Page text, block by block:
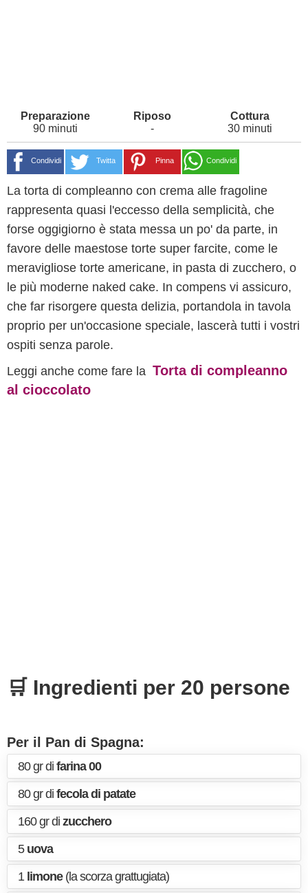
90 minuti - 30 minuti
Condividi Twitta Pinna Condividi
La torta di compleanno con crema alle fragoline
rappresenta quasi l'eccesso della semplicità, che
forse oggigiorno è stata messa un po' da parte, in
favore delle maestose torte super farcite, come le
meravigliose torte americane, in pasta di zucchero, o
le più moderne naked cake. In compens vi assicuro,
che far risorgere questa delizia, portandola in tavola
proprio per un'occasione speciale, lascerà tutti i vostri
ospiti senza parole.
Leggi anche come fare la Torta di compleanno
al cioccolato
🛒 Ingredienti per 20 persone
Per il Pan di Spagna:
80 gr di farina 00
80 gr di fecola di patate
160 gr di zucchero
5 uova
1 limone(la scorza grattugiata)